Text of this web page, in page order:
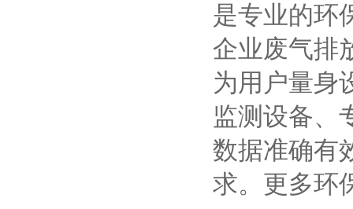
是专业的环
企业废气排
为用户量身
监测设备、
数据准确有
求。更多环